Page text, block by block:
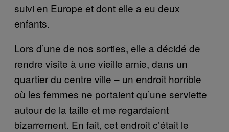
suivi en Europe et dont elle a eu deux
enfants.
Lors d’une de nos sorties, elle a décidé de
rendre visite à une vieille amie, dans un
quartier du centre ville – un endroit horrible
où les femmes ne portaient qu’une serviette
autour de la taille et me regardaient
bizarrement. En fait, cet endroit c’était le